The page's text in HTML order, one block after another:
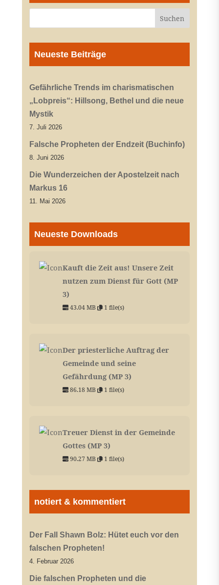
Neueste Beiträge
Gefährliche Trends im charismatischen
„Lobpreis“: Hillsong, Bethel und die neue
Mystik
7. Juli 2026
Falsche Propheten der Endzeit (Buchinfo)
8. Juni 2026
Die Wunderzeichen der Apostelzeit nach
Markus 16
11. Mai 2026
Neueste Downloads
Kauft die Zeit aus! Unsere Zeit
nutzen zum Dienst für Gott (MP
3)
43.04 MB 1 file(s)
Der priesterliche Auftrag der
Gemeinde und seine
Gefährdung (MP 3)
86.18 MB 1 file(s)
Treuer Dienst in der Gemeinde
Gottes (MP 3)
90.27 MB 1 file(s)
notiert & kommentiert
Der Fall Shawn Bolz: Hütet euch vor den
falschen Propheten!
4. Februar 2026
Die falschen Propheten und die